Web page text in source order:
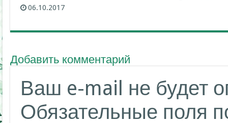
06.10.2017
Добавить комментарий
Ваш e-mail не будет
Обязательные поля